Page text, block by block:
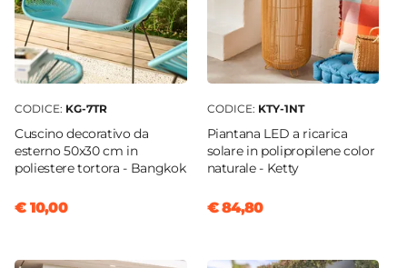
Divano
Posti A Sedere
3 posti
212 cm
Profondità
72 cm
63 cm
CODICE: KG-7TR
Cuscino decorativo da
esterno 50x30 cm in
poliestere tortora - Bangkok
€ 10,00
CODICE: KTY-1NT
Piantana LED a ricarica
solare in polipropilene color
naturale - Ketty
€ 84,80